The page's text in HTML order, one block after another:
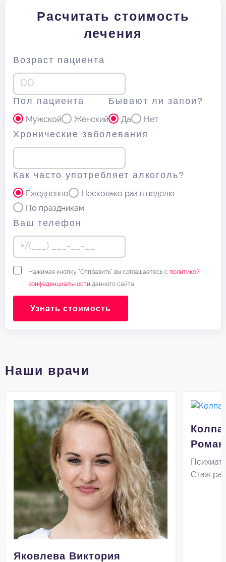
Расчитать стоимость
лечения
Возраст пациента
Пол пациента
Мужской Женский
Бывают ли запои?
Да Нет
Хронические заболевания
Как часто употребляет алкоголь?
Ежедневно
Несколько раз в неделю
По праздникам
Ваш телефон
Нажимая кнопку “Отправить” вы соглашаетесь с политикой
конфеденциальности данного сайта
Узнать стоимость
Наши врачи
Яковлева Виктория
Стаж